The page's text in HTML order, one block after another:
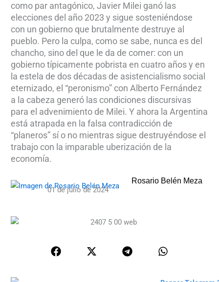
como par antagónico, Javier Milei ganó las
elecciones del año 2023 y sigue sosteniéndose
con un gobierno que brutalmente destruye al
pueblo. Pero la culpa, como se sabe, nunca es del
chancho, sino del que le da de comer: con un
gobierno típicamente pobrista en cuatro años y en
la estela de dos décadas de asistencialismo social
eternizado, el “peronismo” con Alberto Fernández
a la cabeza generó las condiciones discursivas
para el advenimiento de Milei. Y ahora la Argentina
está atrapada en la falsa contradicción de
“planeros” sí o no mientras sigue destruyéndose el
trabajo con la imparable uberización de la
economía.
Rosario Belén Meza
01 de julio de 2024